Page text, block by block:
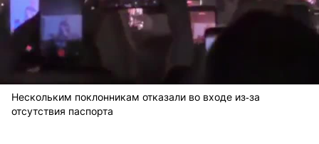
Нескольким поклонникам отказали во входе из‑за
отсутствия паспорта